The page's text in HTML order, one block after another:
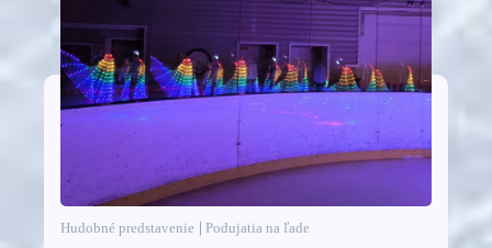
Hudobné predstavenie Podujatia na ľade